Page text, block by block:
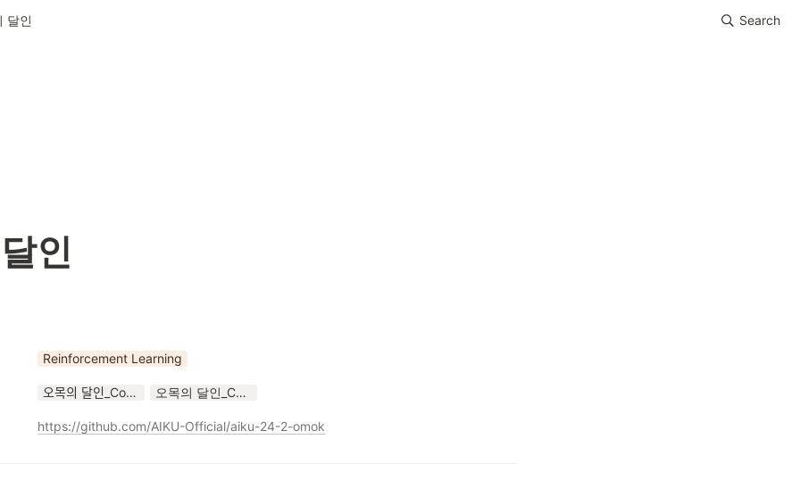
달인 Search
인
Reinforcement Learning
오목의 달인_Conference_24_2_1.pptx 오목의 달인_Conference_24_2_1.pdf
https://github.com/AIKU-Official/aiku-24-2-omok